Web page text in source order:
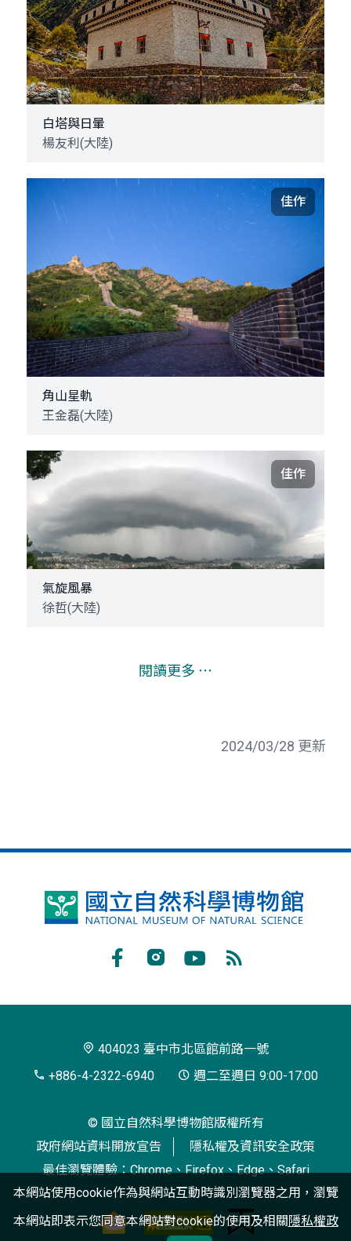
白塔與日暈
楊友利(大陸)
佳作
角山星軌
王金磊(大陸)
佳作
氣旋風暴
徐哲(大陸)
閱讀更多 ⋯
2024/03/28 更新
國
博
閱
404023 臺中市北區館前路一號
+886-4-2322-6940
週二至週日 9:00-17:00
© 國立自然科學博物館版權所有
政府網站資料開放宣告
隱私權及資訊安全政策
最佳瀏覽體驗：Chrome、Firefox、Edge、Safari
本網站使用cookie作為與網站互動時識別瀏覽器之用，瀏覽
本網站即表示您同意本網站對cookie的使用及相關隱私權政